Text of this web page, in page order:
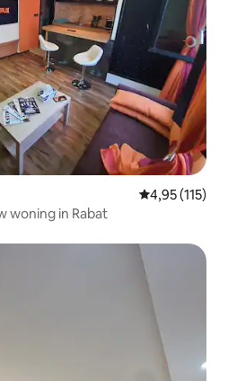
Gemiddelde
4,95 (115)
woning in Rabat